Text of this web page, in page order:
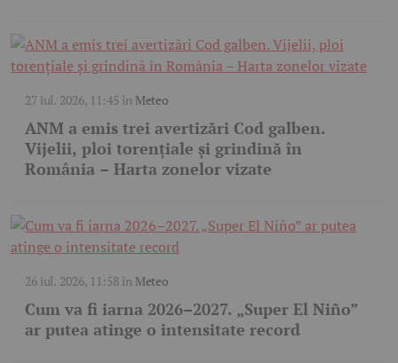
27 iul. 2026, 11:45 în Meteo
ANM a emis trei avertizări Cod galben.
Vijelii, ploi torențiale și grindină în
România – Harta zonelor vizate
26 iul. 2026, 11:58în Meteo
Cum va fi iarna 2026–2027. „Super El Niño”
ar putea atinge o intensitate record